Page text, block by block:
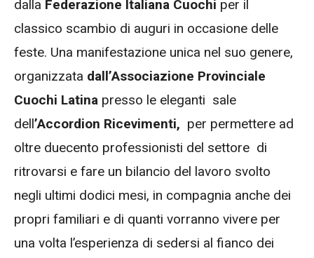
dalla Federazione Italiana Cuochi per il
classico scambio di auguri in occasione delle
feste. Una manifestazione unica nel suo genere,
organizzata dall’Associazione Provinciale
Cuochi Latina presso le eleganti sale
dell’Accordion Ricevimenti, per permettere ad
oltre duecento professionisti del settore di
ritrovarsi e fare un bilancio del lavoro svolto
negli ultimi dodici mesi, in compagnia anche dei
propri familiari e di quanti vorranno vivere per
una volta l’esperienza di sedersi al fianco dei